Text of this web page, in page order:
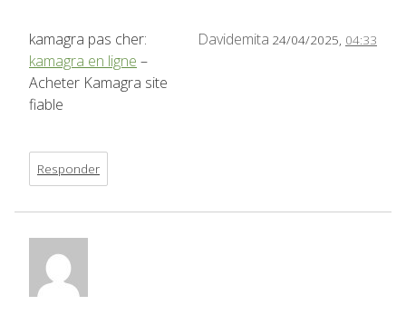
Davidemita 24/04/2025, 04:33
kamagra pas cher:
kamagra en ligne –
Acheter Kamagra site
fiable
Responder